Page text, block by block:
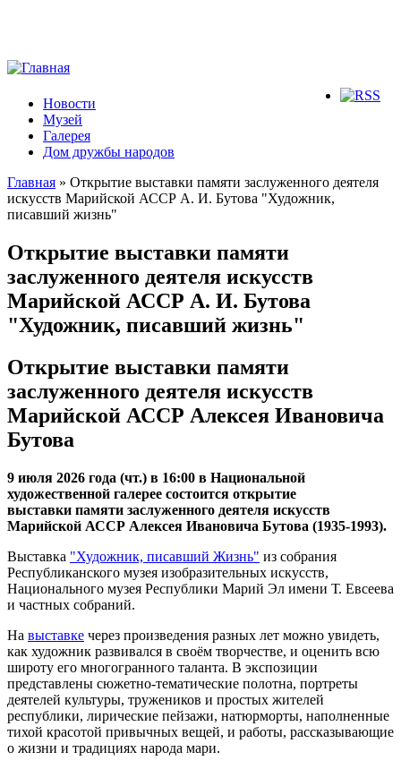
Новости
Музей
Галерея
Дом дружбы народов
Вы здесь
Главная » Открытие выставки памяти заслуженного деятеля
искусств Марийской АССР А. И. Бутова "Художник,
писавший жизнь"
Открытие выставки памяти
заслуженного деятеля искусств
Марийской АССР А. И. Бутова
"Художник, писавший жизнь"
Открытие выставки памяти
заслуженного деятеля искусств
Марийской АССР Алексея Ивановича
Бутова
9 июля 2026 года (чт.) в 16:00 в Национальной
художественной галерее состоится открытие
выставки памяти заслуженного деятеля искусств
Марийской АССР Алексея Ивановича Бутова (1935-1993).
Выставка "Художник, писавший Жизнь" из собрания
Республиканского музея изобразительных искусств,
Национального музея Республики Марий Эл имени Т. Евсеева
и частных собраний.
На выставке через произведения разных лет можно увидеть,
как художник развивался в своём творчестве, и оценить всю
широту его многогранного таланта. В экспозиции
представлены сюжетно-тематические полотна, портреты
деятелей культуры, тружеников и простых жителей
республики, лирические пейзажи, натюрморты, наполненные
тихой красотой привычных вещей, и работы, рассказывающие
о жизни и традициях народа мари.